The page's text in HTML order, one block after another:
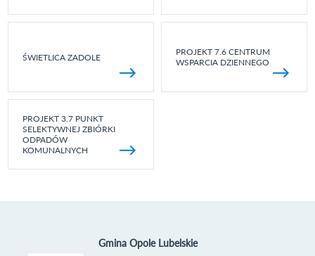
ŚWIETLICA ZADOLE
PROJEKT 7.6 CENTRUM
WSPARCIA DZIENNEGO
PROJEKT 3.7 PUNKT
SELEKTYWNEJ ZBIÓRKI
ODPADÓW
KOMUNALNYCH
Gmina Opole Lubelskie